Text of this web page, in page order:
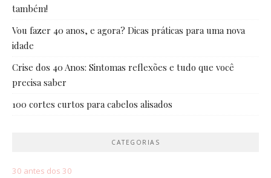
também!
Vou fazer 40 anos, e agora? Dicas práticas para uma nova
idade
Crise dos 40 Anos: Sintomas reflexões e tudo que você
precisa saber
100 cortes curtos para cabelos alisados
CATEGORIAS
30 antes dos 30